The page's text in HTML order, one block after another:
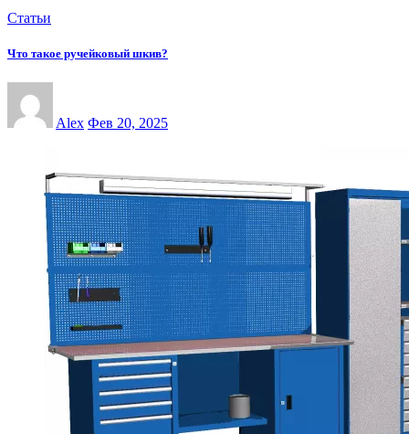
Статьи
Что такое ручейковый шкив?
Alex Фев 20, 2025